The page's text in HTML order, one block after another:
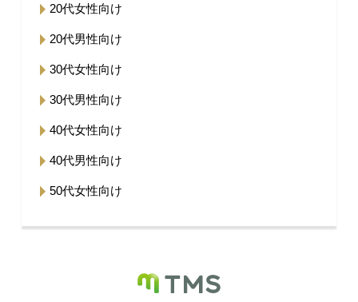
20代女性向け
20代男性向け
30代女性向け
30代男性向け
40代女性向け
40代男性向け
50代女性向け